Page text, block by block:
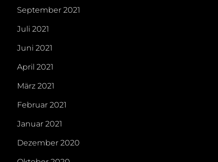
September 2021
Juli 2021
Juni 2021
April 2021
März 2021
Februar 2021
Januar 2021
Dezember 2020